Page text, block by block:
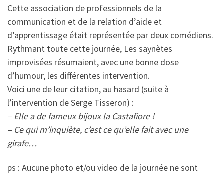
Cette association de professionnels de la
communication et de la relation d’aide et
d’apprentissage était représentée par deux comédiens.
Rythmant toute cette journée, Les saynètes
improvisées résumaient, avec une bonne dose
d’humour, les différentes intervention.
Voici une de leur citation, au hasard (suite à
l’intervention de Serge Tisseron) :
– Elle a de fameux bijoux la Castafiore !
– Ce qui m’inquiète, c’est ce qu’elle fait avec une
girafe…
ps : Aucune photo et/ou video de la journée ne sont